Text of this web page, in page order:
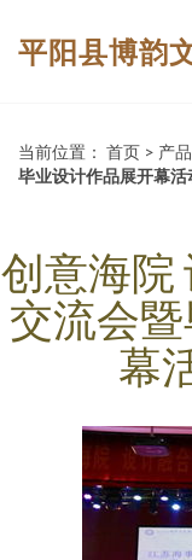
平阳县博韵
当前位置： 首页 > 产
毕业设计作品展开幕
创意海院
交流会
幕